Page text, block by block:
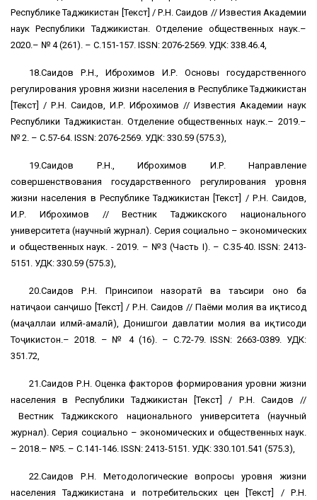
Республике Таджикистан [Текст] / Р.Н. Саидов // Известия Академии
наук Республики Таджикистан. Отделение общественных наук.–
2020.– № 4 (261). – С.151-157. ISSN: 2076-2569. УДК: 338.46.4,
18.Саидов Р.Н., Иброхимов И.Р. Основы государственного
регулирования уровня жизни населения в Республике Таджикистан
[Текст] / Р.Н. Саидов, И.Р. Иброхимов // Известия Академии наук
Республики Таджикистан. Отделение общественных наук.– 2019.–
№ 2. – С.57-64. ISSN: 2076-2569. УДК: 330.59 (575.3),
19.Саидов Р.Н., Иброхимов И.Р. Направление
совершенствования государственного регулирования уровня
жизни населения в Республике Таджикистан [Текст] / Р.Н. Саидов,
И.Р. Иброхимов // Вестник Таджикского национального
университета (научный журнал). Серия социально – экономических
и общественных наук. - 2019. – №3 (Часть І). – С.35-40. ISSN: 2413-
5151. УДК: 330.59 (575.3),
20.Саидов Р.Н. Принсипҳои назоратӣ ва таъсири онҳо ба
натиҷаҳои санҷишҳо [Текст] / Р.Н. Саидов // Паёми молия ва иқтисод
(маҷаллаи илмӣ-амалӣ), Донишгоҳи давлатии молия ва иқтисоди
Тоҷикистон.– 2018. – № 4 (16). – С.72-79. ISSN: 2663-0389. УДК:
351.72,
21.Саидов Р.Н. Оценка факторов формирования уровни жизни
населения в Республики Таджикистан [Текст] / Р.Н. Саидов //
Вестник Таджикского национального университета (научный
журнал). Серия социально – экономических и общественных наук.
– 2018.– №5. – С.141-146. ISSN: 2413-5151. УДК: 330.101.541 (575.3),
22.Саидов Р.Н. Методологические вопросы уровня жизни
населения Таджикистана и потребительских цен [Текст] / Р.Н.